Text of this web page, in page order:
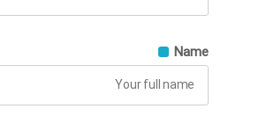
Name